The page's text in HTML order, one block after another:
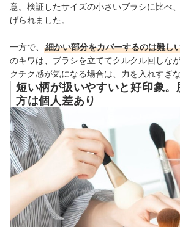
意。検証したサイズの小さいブラシに比べ
げられました。
一方で、 細かい部分をカバーするのは難し
のキワは、ブラシを立ててクルクル回しな
クチク感が気になる場合は、力を入れすぎ
短い柄が扱いやすいと好印象。
方は個人差あり